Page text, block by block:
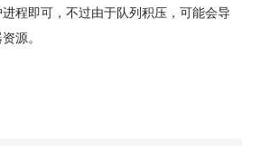
程即可，不过由于队列积压，可能会导
源。